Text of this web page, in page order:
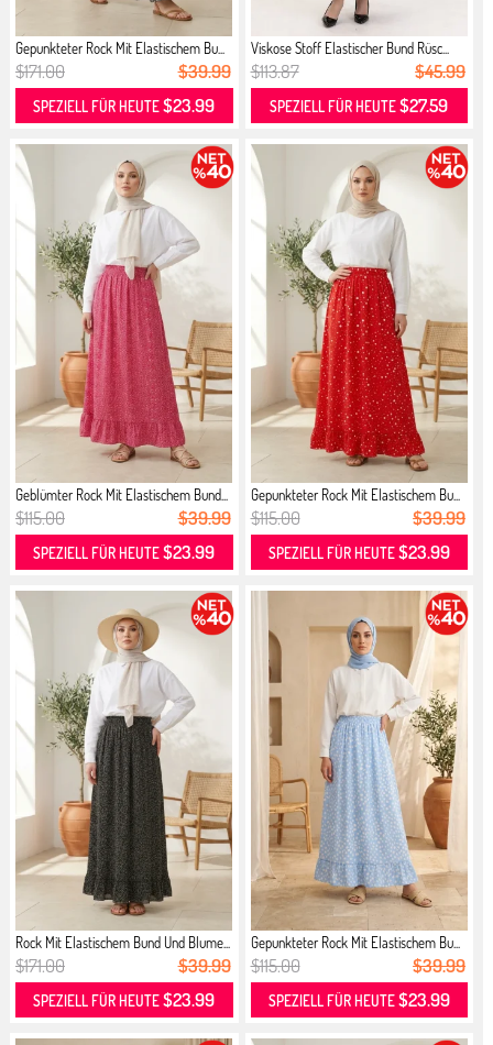
Gepunkteter Rock Mit Elastischem Bu...
$171.00 $39.99
SPEZIELL FÜR HEUTE$23.99
Viskose Stoff Elastischer Bund Rüsc...
$113.87 $45.99
SPEZIELL FÜR HEUTE$27.59
Geblümter Rock Mit Elastischem Bund...
$115.00 $39.99
SPEZIELL FÜR HEUTE$23.99
Gepunkteter Rock Mit Elastischem Bu...
$115.00 $39.99
SPEZIELL FÜR HEUTE$23.99
Rock Mit Elastischem Bund Und Blume...
$171.00 $39.99
SPEZIELL FÜR HEUTE$23.99
Gepunkteter Rock Mit Elastischem Bu...
$115.00 $39.99
SPEZIELL FÜR HEUTE$23.99